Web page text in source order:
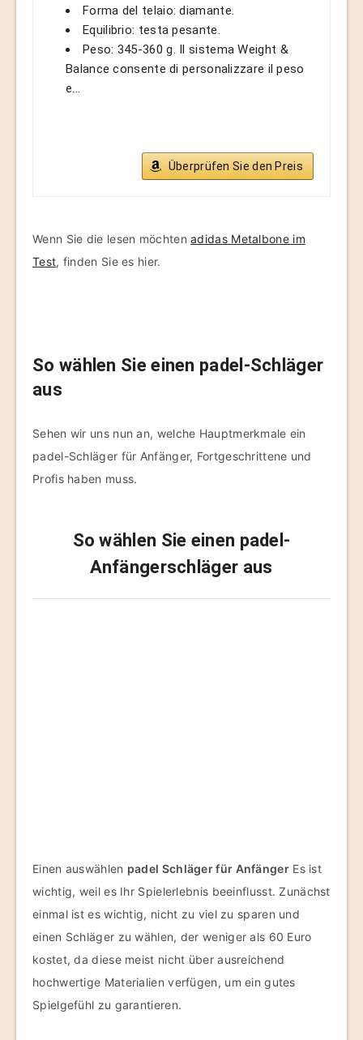
Forma del telaio: diamante.
Equilibrio: testa pesante.
Peso: 345-360 g. Il sistema Weight &
Balance consente di personalizzare il peso
e...
Überprüfen Sie den Preis
Wenn Sie die lesen möchtenadidas Metalbone im
Test, finden Sie es hier.
So wählen Sie einen padel-Schläger
aus
Sehen wir uns nun an, welche Hauptmerkmale ein
padel-Schläger für Anfänger, Fortgeschrittene und
Profis haben muss.
So wählen Sie einen padel-
Anfängerschläger aus
Einen auswählen padel Schläger für AnfängerEs ist
wichtig, weil es Ihr Spielerlebnis beeinflusst. Zunächst
einmal ist es wichtig, nicht zu viel zu sparen und
einen Schläger zu wählen, der weniger als 60 Euro
kostet, da diese meist nicht über ausreichend
hochwertige Materialien verfügen, um ein gutes
Spielgefühl zu garantieren.